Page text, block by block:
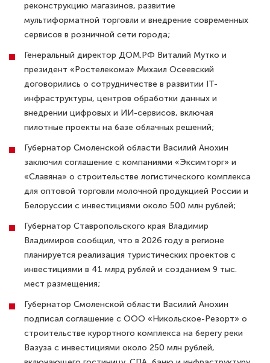
реконструкцию магазинов, развитие
мультиформатной торговли и внедрение современных
сервисов в розничной сети города;
Генеральный директор ДОМ.РФ Виталий Мутко и
президент «Ростелекома» Михаил Осеевский
договорились о сотрудничестве в развитии IT-
инфраструктуры, центров обработки данных и
внедрении цифровых и ИИ-сервисов, включая
пилотные проекты на базе облачных решений;
Губернатор Смоленской области Василий Анохин
заключил соглашение с компаниями «Эксимторг» и
«Славяна» о строительстве логистического комплекса
для оптовой торговли молочной продукцией России и
Белоруссии с инвестициями около 500 млн рублей;
Губернатор Ставропольского края Владимир
Владимиров сообщил, что в 2026 году в регионе
планируется реализация туристических проектов с
инвестициями в 41 млрд рублей и созданием 9 тыс.
мест размещения;
Губернатор Смоленской области Василий Анохин
подписал соглашение с ООО «Никольское-Резорт» о
строительстве курортного комплекса на берегу реки
Вазуза с инвестициями около 250 млн рублей,